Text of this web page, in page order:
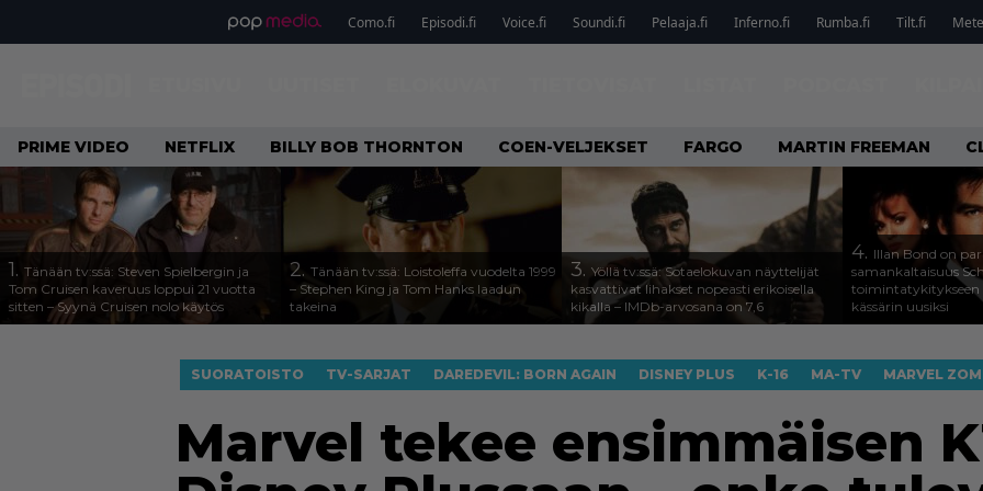
Como.fi Episodi.fi Voice.fi Soundi.fi Pelaaja.fi Inferno.fi Rumba.fi Tilt.fi
PRIME VIDEO NETFLIX BILLY BOB THORNTON COEN-VELJEKSET FARGO MARTIN FREEMAN
1. Tänään tv:ssä: Steven Spielbergin ja
Tom Cruisen kaveruus loppui 21 vuotta
sitten – Syynä Cruisen nolo käytös
2. Tänään tv:ssä: Loistoleffa vuodelta 1999
– Stephen King ja Tom Hanks laadun
takeina
3. Yöllä tv:ssä: Sotaelokuvan näyttelijät
kasvattivat lihakset nopeasti erikoisella
kikalla – IMDb-arvosana on 7,6
4. Illan Bond on
samankaltaisuus
toimintatykitykseen
kässärin uusiksi
SUORATOISTO TV-SARJAT DAREDEVIL: BORN AGAIN DISNEY PLUS K-16 MA-TV MARVEL
Marvel tekee ensimmäisen